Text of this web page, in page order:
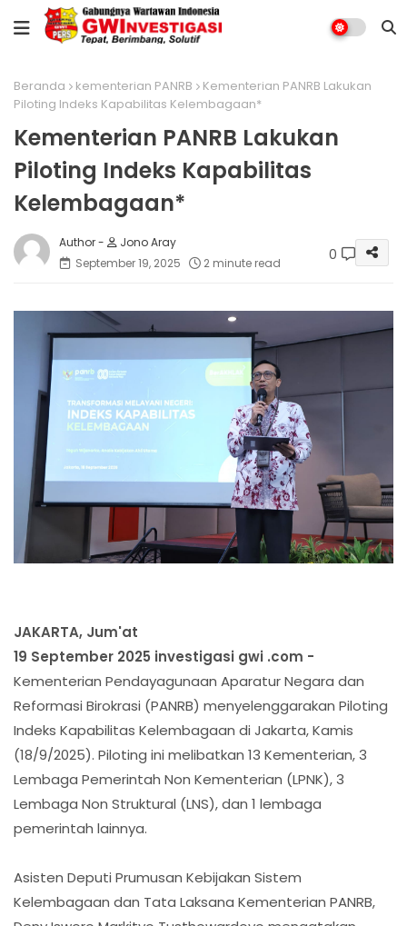
Beranda kementerian PANRB
Kementerian PANRB Lakukan
Piloting Indeks Kapabilitas Kelembagaan*
Kementerian PANRB Lakukan
Piloting Indeks Kapabilitas
Kelembagaan*
Jono Aray
September 19, 2025
2 minute read 0
JAKARTA, Jum'at
19 September 2025 investigasi gwi .com -
Kementerian Pendayagunaan Aparatur Negara dan
Reformasi Birokrasi (PANRB) menyelenggarakan Piloting
Indeks Kapabilitas Kelembagaan di Jakarta, Kamis
(18/9/2025). Piloting ini melibatkan 13 Kementerian, 3
Lembaga Pemerintah Non Kementerian (LPNK), 3
Lembaga Non Struktural (LNS), dan 1 lembaga
pemerintah lainnya.
Asisten Deputi Prumusan Kebijakan Sistem
Kelembagaan dan Tata Laksana Kementerian PANRB,